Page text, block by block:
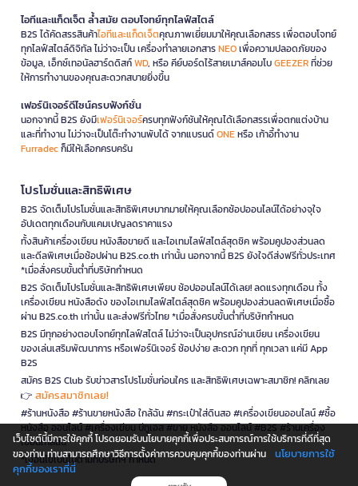
ไอทีและแก็ดเจ็ต ล้ำสมัย ตอบโจทย์ทุกไลฟ์สไตล์
B2S ได้คัดสรรสินค้าไอทีและแก็ดเจ็ตคุณภาพเยี่ยมมาให้คุณเลือกสรร เพื่อตอบโจทย์
ทุกไลฟ์สไตล์ดิจิทัล ไม่ว่าจะเป็น เครื่องทำลายเอกสารNEOเพื่อความปลอดภัยของ
ข้อมูล, เอ็กซ์เทอนัลฮาร์ดดิสก์WD, หรือ คีย์บอร์ดไร้สายเมาส์คอมโบGEEZERที่ช่วย
ให้การทำงานของคุณสะดวกสบายยิ่งขึ้น
เฟอร์นิเจอร์ดีไซน์ครบฟังก์ชั่น
นอกจากนี้ B2S ยังมีเฟอร์นิเจอร์ครบทุกฟังก์ชันให้คุณได้เลือกสรรเพื่อตกแต่งบ้าน
และที่ทำงาน ไม่ว่าจะเป็นโต๊ะทำงานพับได้ จากแบรนด์ONEหรือ เก้าอี้ทำงาน
Furradecก็มีให้เลือกครบครัน
โปรโมชั่นและสิทธิพิเศษ
B2S จัดเต็มโปรโมชั่นและสิทธิพิเศษมากมายให้คุณเลือกช้อปออนไลน์ได้อย่างจุใจ
อัปเดตทุกเดือนกับแคมเปญลดราคาแรง
ทั้งสินค้าเครื่องเขียน หนังสือขายดี และไอเทมไลฟ์สไตล์สุดชิค พร้อมคูปองส่วนลด
และดีลพิเศษเมื่อช้อปผ่าน B2S.co.th เท่านั้น นอกจากนี้ B2S ยังใจดีส่งฟรีทั่วประเทศ
*เมื่อสั่งครบขั้นต่ำที่บริษัทกำหนด
B2S จัดเต็มโปรโมชั่นและสิทธิพิเศษเพียบ ช้อปออนไลน์ได้เลย! ลดแรงทุกเดือน ทั้ง
เครื่องเขียน หนังสือดัง ของไอเทมไลฟ์สไตล์สุดชิค พร้อมคูปองส่วนลดพิเศษเมื่อซื้อ
ผ่าน B2S.co.th เท่านั้น และส่งฟรีทั่วไทย *เมื่อสั่งครบขั้นต่ำที่บริษัทกำหนด
B2S มีทุกอย่างตอบโจทย์ทุกไลฟ์สไตล์ ไม่ว่าจะเป็นอุปกรณ์อ่านเขียน เครื่องเขียน
ของเล่นเสริมพัฒนาการ หรือเฟอร์นิเจอร์ ช้อปง่าย สะดวก ทุกที่ ทุกเวลา แค่มี App
B2S
สมัคร B2S Club รับข่าวสารโปรโมชั่นก่อนใคร และสิทธิพิเศษเฉพาะสมาชิก! คลิกเลย
👉 สมัครสมาชิกเลย!
#ร้านหนังสือ #ร้านขายหนังสือ ใกล้ฉัน #กระเป๋าใส่ดินสอ #เครื่องเขียนออนไลน์ #ซื้อ
หนังสือ ออนไลน์ #เครื่องเขียน บีทูเอส #ขาย หนังสือ ออนไลน์ #B2S #ร้านเครื่อง
เขียนใกล้ฉัน
*เงื่อนไขเป็นไปตามที่บริษัทฯ กำหนด
เว็บไซต์นี้มีการใช้คุกกี้ โปรดยอมรับนโยบายคุกกี้เพื่อประสบการณ์การใช้บริการที่ดีที่สุด
ของท่าน ท่านสามารถศึกษาวิธีการตั้งค่าการควบคุมคุกกี้ของท่านผ่าน
นโยบายการใช้
คุกกี้ของเราที่นี่